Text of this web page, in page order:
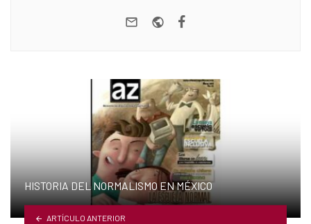
e-mail Website
HISTORIA DEL NORMALISMO EN MÉXICO
ARTÍCULO ANTERIOR